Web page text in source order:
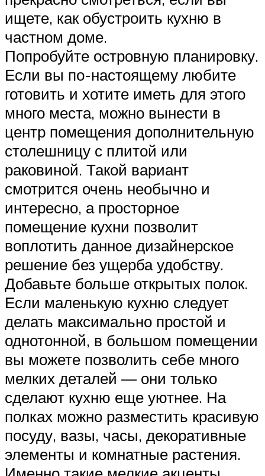
ищете, как обустроить кухню в
частном доме.
Попробуйте островную планировку.
Если вы по-настоящему любите
готовить и хотите иметь для этого
много места, можно вынести в
центр помещения дополнительную
столешницу с плитой или
раковиной. Такой вариант
смотрится очень необычно и
интересно, а просторное
помещение кухни позволит
воплотить данное дизайнерское
решение без ущерба удобству.
Добавьте больше открытых полок.
Если маленькую кухню следует
делать максимально простой и
однотонной, в большом помещении
вы можете позволить себе много
мелких деталей — они только
сделают кухню еще уютнее. На
полках можно разместить красивую
посуду, вазы, часы, декоративные
элементы и комнатные растения.